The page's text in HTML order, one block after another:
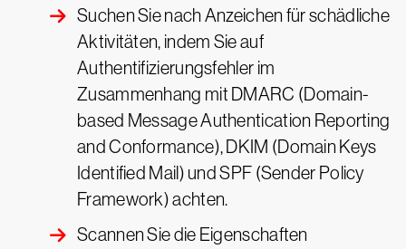
Suchen Sie nach Anzeichen für schädliche
Aktivitäten, indem Sie auf
Authentifizierungsfehler im
Zusammenhang mit DMARC (Domain-
based Message Authentication Reporting
and Conformance), DKIM (Domain Keys
Identified Mail) und SPF (Sender Policy
Framework) achten.
Scannen Sie die Eigenschaften